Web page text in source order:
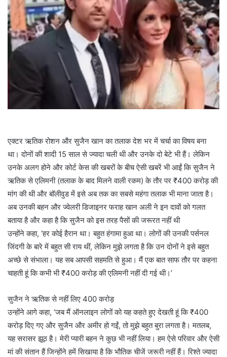
एक्टर ऋतिक रोशन और सुजैन खान का तलाक देश भर में चर्चा का विषय बना
था। दोनों की शादी 15 साल से ज्यादा चली थी और उनके दो बेटे भी हैं। लेकिन
उनके अलग होने और कोर्ट केस की खबरों के बीच ऐसी खबरें भी आईं कि सुजैन ने
ऋतिक से एलिमनी (तलाक के बाद मिलने वाली रकम) के तौर पर ₹400 करोड़ की
मांग की थी और बॉलीवुड में इसे अब तक का सबसे महंगा तलाक भी माना जाता है।
अब उनकी बहन और ज्वेलरी डिजाइनर फराह खान अली ने इन दावों को गलत
बताया है और कहा है कि सुजैन को इस तरह पैसों की जरूरत नहीं थी
उन्होंने कहा, ‘हर कोई हैरान था। बहुत हंगामा हुआ था। लोगों की उनकी पर्सनल
जिंदगी के बारे में बहुत सी राय थीं, लेकिन मुझे लगता है कि उन दोनों ने इसे बहुत
अच्छे से संभाला। यह सब आपसी सहमति से हुआ। मैं एक बात साफ तौर पर कहना
चाहती हूं कि कभी भी ₹400 करोड़ की एलिमनी नहीं दी गई थी।’
सुजैन ने ऋतिक से नहीं लिए 400 करोड़
उन्होंने आगे कहा, ‘जब मैं ऑनलाइन लोगों को यह कहते हुए देखती हूं कि ₹400
करोड़ दिए गए और सुजैन और अमीर हो गईं, तो मुझे बहुत बुरा लगता है। मतलब,
यह सरासर झूठ है। मेरी प्यारी बहन ने कुछ भी नहीं लिया। हम ऐसे परिवार और ऐसी
मां की संतान हैं जिन्होंने हमें सिखाया है कि भौतिक चीजें जरूरी नहीं हैं। रिश्ते ज्यादा